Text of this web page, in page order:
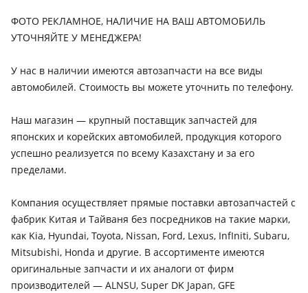
Nissan Pathfinder
1985 - 1995 WD21, 1995 - 1999 R50, 1999 - 2004 R50
2013 - 2017 R52, 2017 - 2020 R52 рестайлинг, 2021 - н.в. R53
1960 - 1980 60, 1980 - 2002 160/260, 1987 - 1998 Y60 (Y60/GR),
1997 - 2004 Y61, 2004 - н.в. Y61 рестайлинг, 2010 - 2014 Y62,
2014 - 2019 Y62 рестайлинг, 2019 - н.в. Y62 [2-й рестайлинг]
Nissan Qashqai
поколение рестайлинг (J10, NJ10, JJ10E) (J10/NJ10/JJ10E), 2013
- 2019 2 поколение (J11/J11), 2017 - 2021 2 поколение
рестайлинг (J11/J11_), 2021 - н.в. 3 поколение
Nissan Teana
2003 - 2008 J31, 2008 - 2014 J32, 2013 - н.в. L33
ФОТО РЕКЛАМНОЕ, НАЛИЧИЕ НА ВАШ АВТОМОБИЛЬ
УТОЧНЯЙТЕ У МЕНЕДЖЕРА!
У нас в наличии имеются автозапчасти на все виды
автомобилей. Стоимость вы можете уточнить по телефону.
Наш магазин — крупный поставщик запчастей для
японских и корейских автомобилей, продукция которого
успешно реализуется по всему Казахстану и за его
пределами.
Компания осуществляет прямые поставки автозапчастей с
фабрик Китая и Тайваня без посредников на такие марки,
как Kia, Hyundai, Toyota, Nissan, Ford, Lexus, InfIniti, Subaru,
Mitsubishi, Honda и другие. В ассортименте имеются
оригинальные запчасти и их аналоги от фирм
производителей — ALNSU, Super DK Japan, GFE